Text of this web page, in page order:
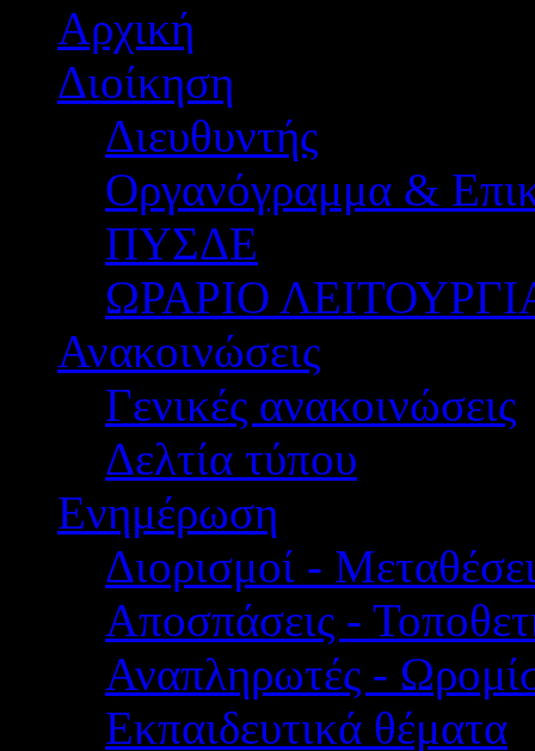
Αρχική
Διοίκηση
Διευθυντής
Οργανόγραμμα &
ΠΥΣΔΕ
ΩΡΑΡΙΟ
Ανακοινώσεις
Γενικές ανακοινώσεις
Δελτία τύπου
Ενημέρωση
Διορισμοί -
Αποσπάσεις -
Αναπληρωτές -
Εκπαιδευτικά θέματα